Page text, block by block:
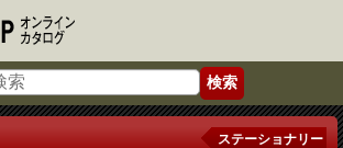
ステーショナリー